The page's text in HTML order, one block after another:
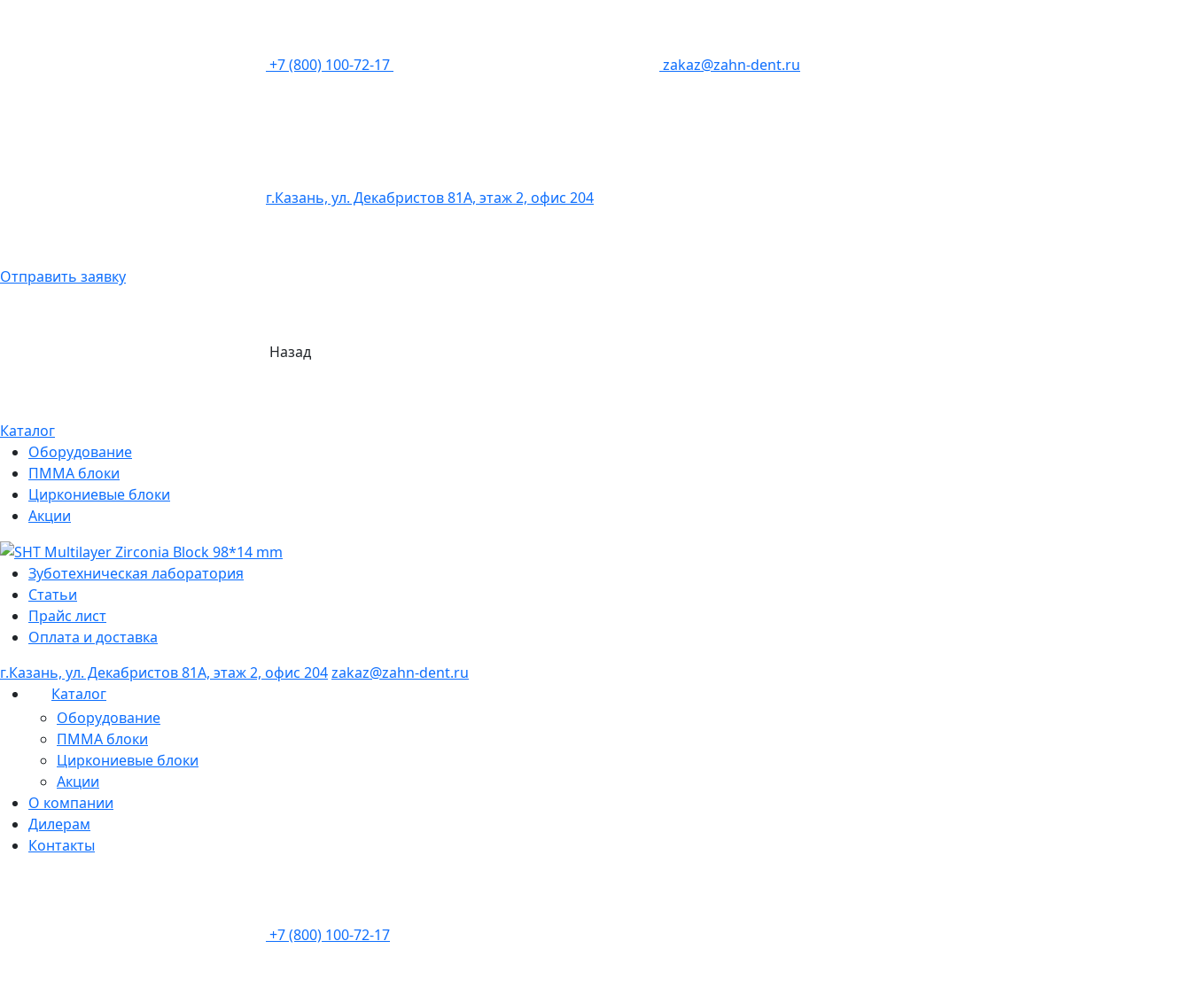
+7 (800) 100-72-17 zakaz@zahn-dent.ru
г.Казань, ул. Декабристов 81А, этаж 2, офис 204
Отправить заявку
Назад
Каталог
Оборудование
ПММА блоки
Циркониевые блоки
Акции
Зуботехническая лаборатория
Статьи
Прайс лист
Оплата и доставка
г.Казань, ул. Декабристов 81А, этаж 2, офис 204zakaz@zahn-dent.ru
Каталог
Оборудование
ПММА блоки
Циркониевые блоки
Акции
О компании
Дилерам
Контакты
+7 (800) 100-72-17